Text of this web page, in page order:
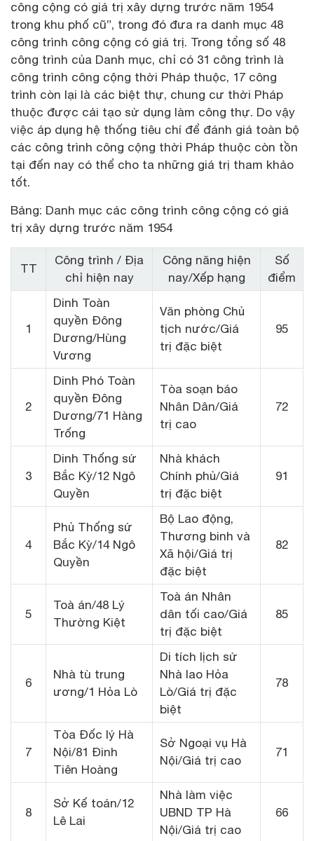
công cộng có giá trị xây dựng trước năm 1954
trong khu phố cũ”, trong đó đưa ra danh mục 48
công trình công cộng có giá trị. Trong tổng số 48
công trình của Danh mục, chỉ có 31 công trình là
công trình công cộng thời Pháp thuộc, 17 công
trình còn lại là các biệt thự, chung cư thời Pháp
thuộc được cải tạo sử dụng làm công thự. Do vậy
việc áp dụng hệ thống tiêu chí để đánh giá toàn bộ
các công trình công cộng thời Pháp thuộc còn tồn
tại đến nay có thể cho ta những giá trị tham khảo
tốt.
Bảng: Danh mục các công trình công cộng có giá
trị xây dựng trước năm 1954
TT
Công trình / Địa
chỉ hiện nay
Công năng hiện
nay/Xếp hạng
Số
điểm
1
Dinh Toàn
quyền Đông
Dương/Hùng
Vương
Văn phòng Chủ
tịch nước/Giá
trị đặc biệt
95
2
Dinh Phó Toàn
quyền Đông
Dương/71 Hàng
Trống
Tòa soạn báo
Nhân Dân/Giá
trị cao
72
3
Dinh Thống sứ
Bắc Kỳ/12 Ngô
Quyền
Nhà khách
Chính phủ/Giá
trị đặc biệt
91
4
Phủ Thống sứ
Bắc Kỳ/14 Ngô
Quyền
Bộ Lao động,
Thương binh và
Xã hội/Giá trị
đặc biệt
82
5
Toà án/48 Lý
Thường Kiệt
Toà án Nhân
dân tối cao/Giá
trị đặc biệt
85
6
Nhà tù trung
ương/1 Hỏa Lò
Di tích lịch sử
Nhà lao Hỏa
Lò/Giá trị đặc
biệt
78
7
Tòa Đốc lý Hà
Nội/81 Đinh
Tiên Hoàng
Sở Ngoại vụ Hà
Nội/Giá trị cao
71
8
Sở Kế toán/12
Lê Lai
Nhà làm việc
UBND TP Hà
Nội/Giá trị cao
66